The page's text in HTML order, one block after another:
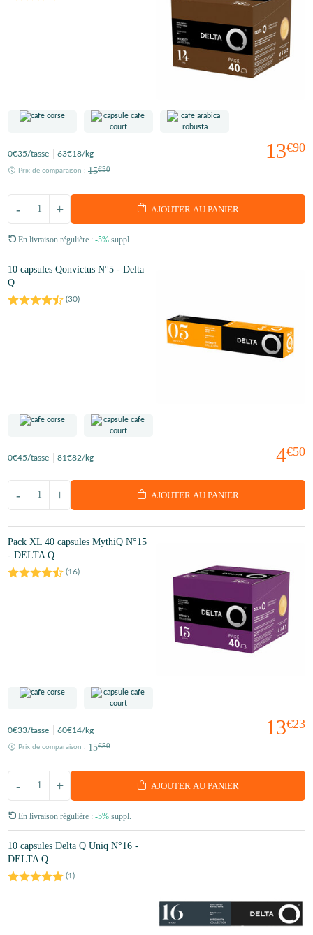
13€90
0€35/tasse 63€18/kg
Prix de comparaison : 15€50
+
- AJOUTER AU PANIER
En livraison régulière : -5% suppl.
10 capsules Qonvictus N°5 - Delta
Q
(30)
4€50
0€45/tasse 81 €82/kg
+
- AJOUTER AU PANIER
Pack XL 40 capsules MythiQ N°15
- DELTA Q
(16)
13€23
0€33/tasse 60€14/kg
Prix de comparaison : 15€50
+
- AJOUTER AU PANIER
En livraison régulière : -5% suppl.
10 capsules Delta Q Uniq N°16 -
DELTA Q
(1)